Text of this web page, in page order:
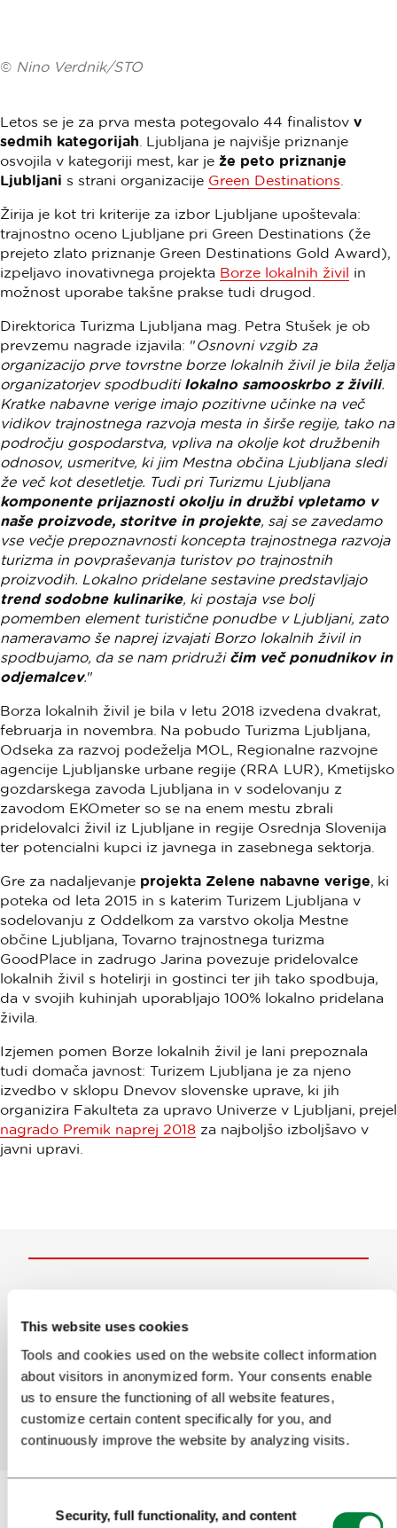
This website uses cookies
Tools and cookies used on the website collect information
about visitors in anonymized form. Your consents enable
us to ensure the functioning of all website features,
customize certain content specifically for you, and
continuously improve the website by analyzing visits.
SelectionSecurity, full functionality, and content
© Nino Verdnik/STO
Letos se je za prva mesta potegovalo 44 finalistov v
sedmih kategorijah . Ljubljana je najvišje priznanje
osvojila v kategoriji mest, kar je že peto priznanje
Ljubljani s strani organizacije Green Destinations
Žirija je kot tri kriterije za izbor Ljubljane upoštevala:
trajnostno oceno Ljubljane pri Green Destinations (že
prejeto zlato priznanje Green Destinations Gold Award),
izpeljavo inovativnega projekta Borze lokalnih živil in
možnost uporabe takšne prakse tudi drugod.
Direktorica Turizma Ljubljana mag. Petra Stušek je ob
prevzemu nagrade izjavila: "Osnovni vzgib za
organizacijo prve tovrstne borze lokalnih živil je bila želja
organizatorjev spodbuditi lokalno samooskrbo z živili.
Kratke nabavne verige imajo pozitivne učinke na več
vidikov trajnostnega razvoja mesta in širše regije, tako na
področju gospodarstva, vpliva na okolje kot družbenih
odnosov, usmeritve, ki jim Mestna občina Ljubljana sledi
že več kot desetletje. Tudi pri Turizmu Ljubljana
komponente prijaznosti okolju in družbi vpletamo v
naše proizvode, storitve in projekte, saj se zavedamo
vse večje prepoznavnosti koncepta trajnostnega razvoja
turizma in povpraševanja turistov po trajnostnih
proizvodih. Lokalno pridelane sestavine predstavljajo
trend sodobne kulinarike, ki postaja vse bolj
pomemben element turistične ponudbe v Ljubljani, zato
nameravamo še naprej izvajati Borzo lokalnih živil in
spodbujamo, da se nam pridruži čim več ponudnikov in
odjemalcev."
Borza lokalnih živil je bila v letu 2018 izvedena dvakrat,
februarja in novembra. Na pobudo Turizma Ljubljana,
Odseka za razvoj podeželja MOL, Regionalne razvojne
agencije Ljubljanske urbane regije (RRA LUR), Kmetijsko
gozdarskega zavoda Ljubljana in v sodelovanju z
zavodom EKOmeter so se na enem mestu zbrali
pridelovalci živil iz Ljubljane in regije Osrednja Slovenija
ter potencialni kupci iz javnega in zasebnega sektorja.
Gre za nadaljevanje projekta Zelene nabavne verige, ki
poteka od leta 2015 in s katerim Turizem Ljubljana v
sodelovanju z Oddelkom za varstvo okolja Mestne
občine Ljubljana, Tovarno trajnostnega turizma
GoodPlace in zadrugo Jarina povezuje pridelovalce
lokalnih živil s hotelirji in gostinci ter jih tako spodbuja,
da v svojih kuhinjah uporabljajo 100% lokalno pridelana
živila.
Izjemen pomen Borze lokalnih živil je lani prepoznala
tudi domača javnost: Turizem Ljubljana je za njeno
izvedbo v sklopu Dnevov slovenske uprave, ki jih
organizira Fakulteta za upravo Univerze v Ljubljani, prejel
nagrado Premik naprej 2018 za najboljšo izboljšavo v
javni upravi.
Did you find the information you were looking
for?
Yes No